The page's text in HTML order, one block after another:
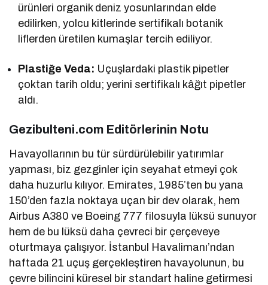
ürünleri organik deniz yosunlarından elde
edilirken, yolcu kitlerinde sertifikalı botanik
liflerden üretilen kumaşlar tercih ediliyor.
Plastiğe Veda: Uçuşlardaki plastik pipetler
çoktan tarih oldu; yerini sertifikalı kâğıt pipetler
aldı.
Gezibulteni.com Editörlerinin Notu
Havayollarının bu tür sürdürülebilir yatırımlar
yapması, biz gezginler için seyahat etmeyi çok
daha huzurlu kılıyor. Emirates, 1985’ten bu yana
150’den fazla noktaya uçan bir dev olarak, hem
Airbus A380 ve Boeing 777 filosuyla lüksü sunuyor
hem de bu lüksü daha çevreci bir çerçeveye
oturtmaya çalışıyor. İstanbul Havalimanı’ndan
haftada 21 uçuş gerçekleştiren havayolunun, bu
çevre bilincini küresel bir standart haline getirmesi